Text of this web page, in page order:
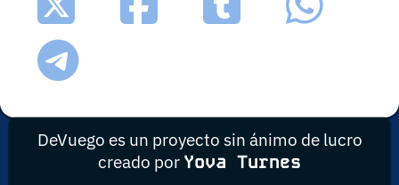
DeVuego es un proyecto sin ánimo de lucro
creado por Yova Turnes